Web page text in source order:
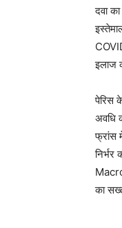
दवा
इलाज
पेरिस
अवधि
फ्रांस
का